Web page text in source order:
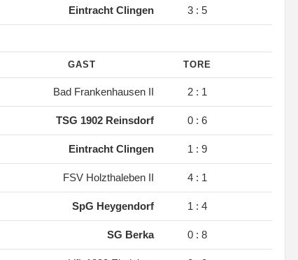
Eintracht Clingen 3 : 5
GAST TORE
Bad Frankenhausen II 2 : 1
TSG 1902 Reinsdorf 0 : 6
Eintracht Clingen 1 : 9
FSV Holzthaleben II 4 : 1
SpG Heygendorf 1 : 4
SG Berka 0 : 8